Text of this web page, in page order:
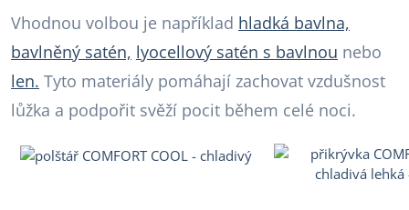
Vhodnou volbou je například hladká bavlna,
bavlněný satén, lyocellový satén s bavlnou nebo
len. Tyto materiály pomáhají zachovat vzdušnost
lůžka a podpořit svěží pocit během celé noci.